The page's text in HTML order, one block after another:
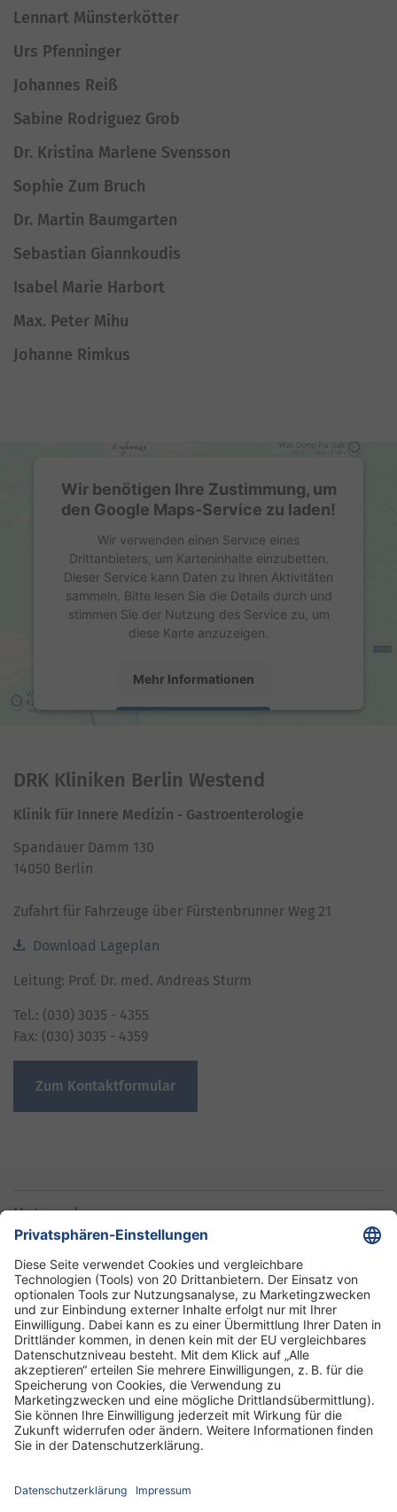
Lennart Münsterkötter
Urs Pfenninger
Johannes Reiß
Sabine Rodriguez Grob
Dr. Kristina Marlene Svensson
Sophie Zum Bruch
Dr. Martin Baumgarten
Sebastian Giannkoudis
Isabel Marie Harbort
Max. Peter Mihu
Johanne Rimkus
Wir benötigen Ihre Zustimmung, um
den Google Maps-Service zu laden!
Wir verwenden einen Service eines
Drittanbieters, um Karteninhalte einzubetten.
Dieser Service kann Daten zu Ihren Aktivitäten
sammeln. Bitte lesen Sie die Details durch und
stimmen Sie der Nutzung des Service zu, um
diese Karte anzuzeigen.
Mehr Informationen
Platform
DRK Kliniken Berlin Westend
Klinik für Innere Medizin - Gastroenterologie
Spandauer Damm 130
14050 Berlin
Zufahrt für Fahrzeuge über Fürstenbrunner Weg 21
Download Lageplan
Leitung: Prof. Dr. med. Andreas Sturm
Tel.: (030) 3035 - 4355
Fax: (030) 3035 - 4359
Zum Kontaktformular
Unternehmen
Informationen
Standorte
DRK-Schwesternschaft Berlin
Impressum